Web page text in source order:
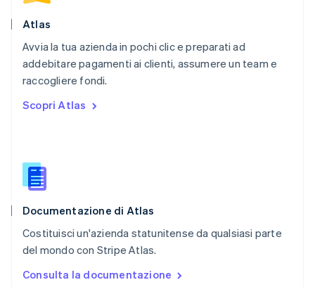
Atlas
Avvia la tua azienda in pochi clic e preparati ad
addebitare pagamenti ai clienti, assumere un team e
raccogliere fondi.
Scopri Atlas
Documentazione di Atlas
Costituisci un'azienda statunitense da qualsiasi parte
del mondo con Stripe Atlas.
Consulta la documentazione
Portogallo
Português
English简体中文
Regno Unito
English
English
English
Slovacchia
Slovenia
Spagna
Español English
English Español简体中文